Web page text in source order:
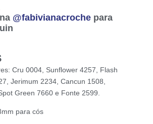
@fabivianacroche para
Cru 0004, Sunflower 4257, Flash
Jerimum 2234, Cancun 1508,
Green 7660 e Fonte 2599.
para cós